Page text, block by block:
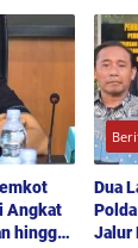
Angkat
hingga
Dua
Jalur